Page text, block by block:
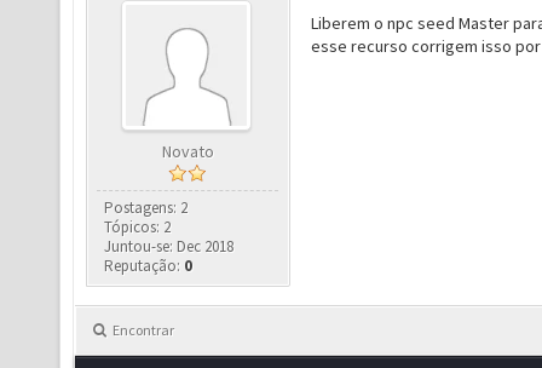
Novato
Postagens: 2
Tópicos: 2
Juntou-se: Dec 2018
Reputação: 0
Liberem o npc seed Master
esse recurso corrigem isso
Encontrar